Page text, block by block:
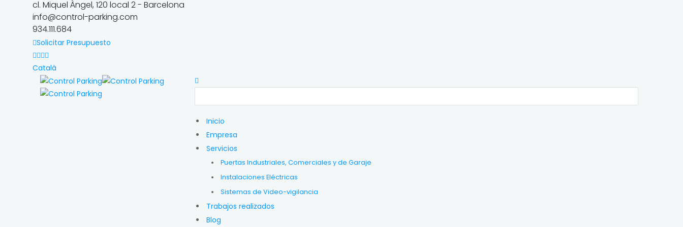
cl. Miquel Àngel, 120 local 2 - Barcelona
info@control-parking.com
934.111.684
Solicitar Presupuesto
Català
Inicio
Empresa
Servicios
Puertas Industriales, Comerciales y de Garaje
Instalaciones Eléctricas
Sistemas de Video-vigilancia
Trabajos realizados
Blog